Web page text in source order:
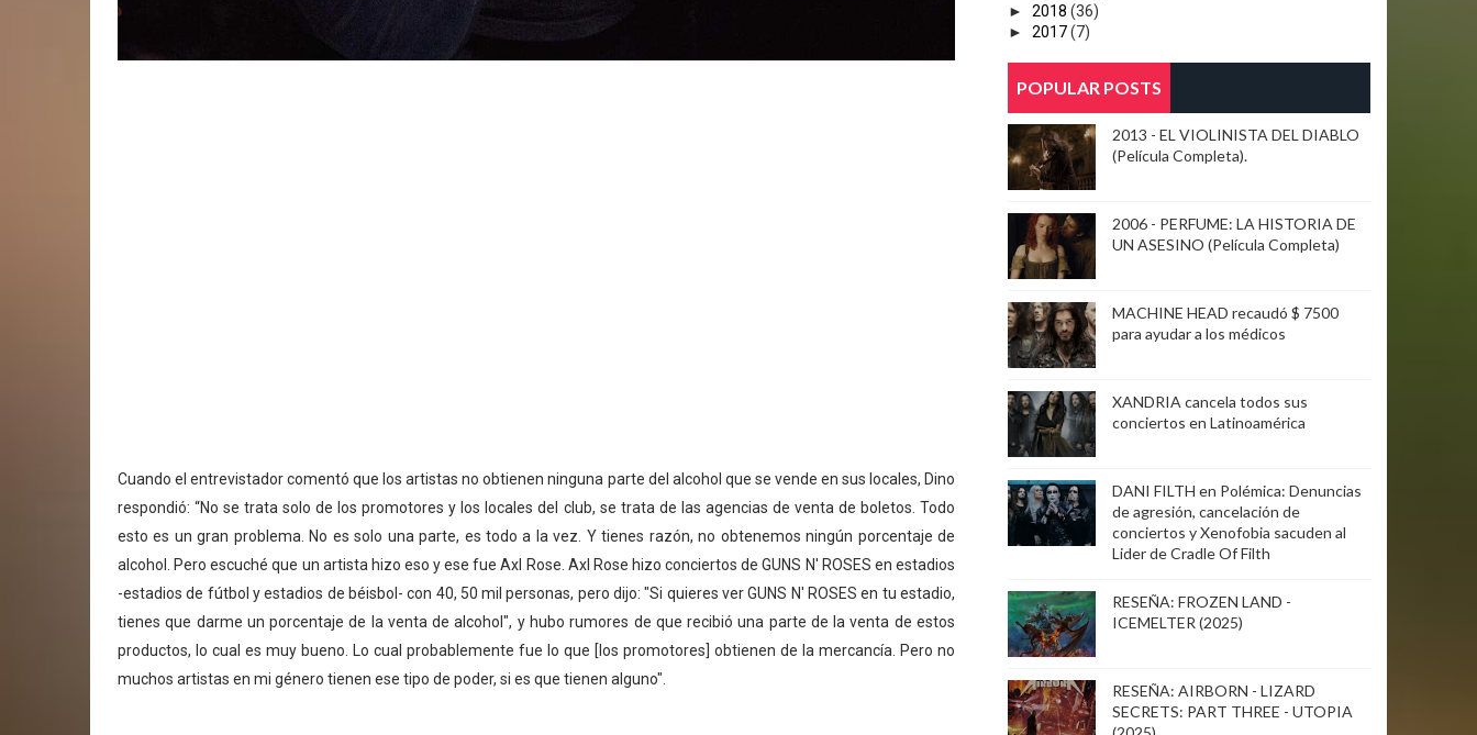
Cuando el entrevistador comentó que los artistas no obtienen ninguna parte del alcohol que se vende en sus locales, Dino
respondió: “No se trata solo de los promotores y los locales del club, se trata de las agencias de venta de boletos. Todo
esto es un gran problema. No es solo una parte, es todo a la vez. Y tienes razón, no obtenemos ningún porcentaje de
alcohol. Pero escuché que un artista hizo eso y ese fue Axl Rose. Axl Rose hizo conciertos de GUNS N' ROSES en estadios
-estadios de fútbol y estadios de béisbol- con 40, 50 mil personas, pero dijo: "Si quieres ver GUNS N' ROSES en tu estadio,
tienes que darme un porcentaje de la venta de alcohol", y hubo rumores de que recibió una parte de la venta de estos
productos, lo cual es muy bueno. Lo cual probablemente fue lo que [los promotores] obtienen de la mercancía. Pero no
muchos artistas en mi género tienen ese tipo de poder, si es que tienen alguno".
► 2018 (36)
► 2017(7)
POPULAR POSTS
2013 - EL VIOLINISTA DEL DIABLO
(Película Completa).
2006 - PERFUME: LA HISTORIA DE
UN ASESINO (Película Completa)
MACHINE HEAD recaudó $ 7500
para ayudar a los médicos
XANDRIA cancela todos sus
conciertos en Latinoamérica
DANI FILTH en Polémica: Denuncias
de agresión, cancelación de
conciertos y Xenofobia sacuden al
Lider de Cradle Of Filth
RESEÑA: FROZEN LAND -
ICEMELTER (2025)
RESEÑA: AIRBORN - LIZARD
SECRETS: PART THREE - UTOPIA